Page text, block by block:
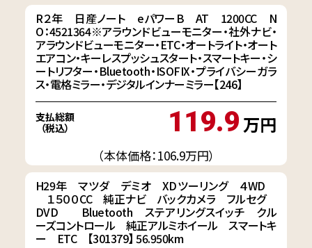
R２年 日産ノート eパワーB AT 1200CC N
O：4521364※アラウンドビューモニター・社外ナビ・
アラウンドビューモニター・ETC・オートライト・オート
エアコン・キーレスプッシュスタート・スマートキー・シ
ートリフター・Bluetooth・ISOFIX・プライバシーガラ
ス・電格ミラー・デジタルインナーミラー【246】
支払総額
（税込）
119.9万円
（本体価格：106.9万円）
H29年 マツダ デミオ XDツーリング ４WD
１５００CC 純正ナビ バックカメラ フルセグ
DVD Bluetooth ステアリングスイッチ クル
ーズコントロール 純正アルミホイール スマートキ
ー ETC 【301379】 56.950km